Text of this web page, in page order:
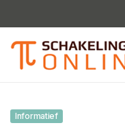
Informatief